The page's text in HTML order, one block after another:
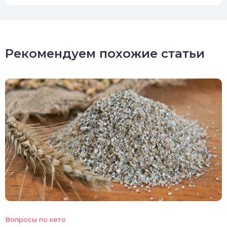
Рекомендуем похожие статьи
Вопросы по кето